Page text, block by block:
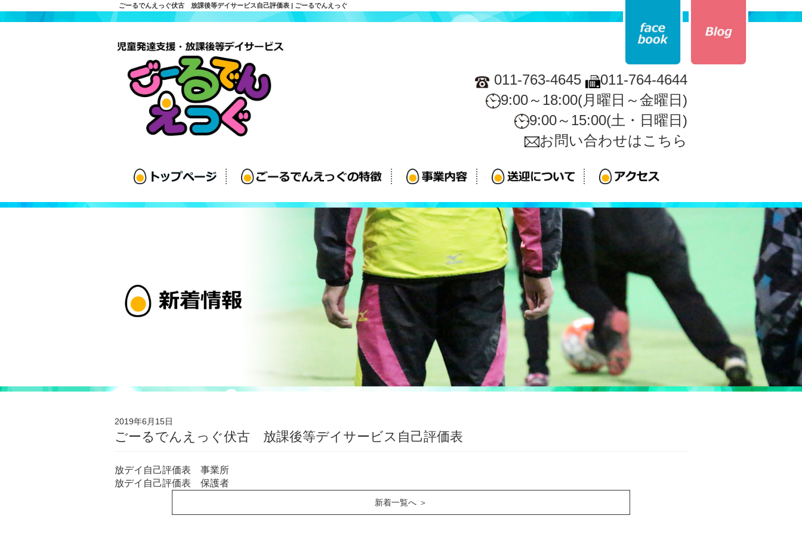
ごーるでんえっぐ伏古 放課後等デイサービス自己評価表 | ごーるでんえっぐ
011-763-4645
011-764-4644
9:00～18:00(月曜日～金曜日)
9:00～15:00(土・日曜日)
お問い合わせはこちら
2019年6月15日
ごーるでんえっぐ伏古 放課後等デイサービス自己評価表
放デイ自己評価表 事業所
放デイ自己評価表 保護者
新着一覧へ ＞